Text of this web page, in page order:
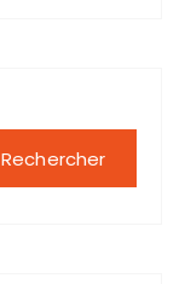
Rechercher